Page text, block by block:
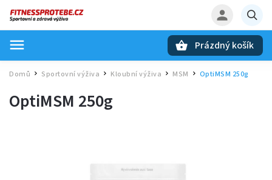
Prázdný košík
Domů / Sportovní výživa / Kloubní výživa / MSM OptiMSM 250g
OptiMSM 250g